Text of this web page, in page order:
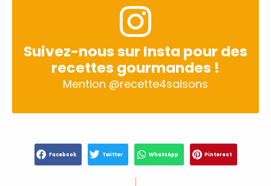
Suivez-nous sur Insta pour des
recettes gourmandes !
Mention @recette4saisons
Facebook Twitter WhatsApp Pinterest